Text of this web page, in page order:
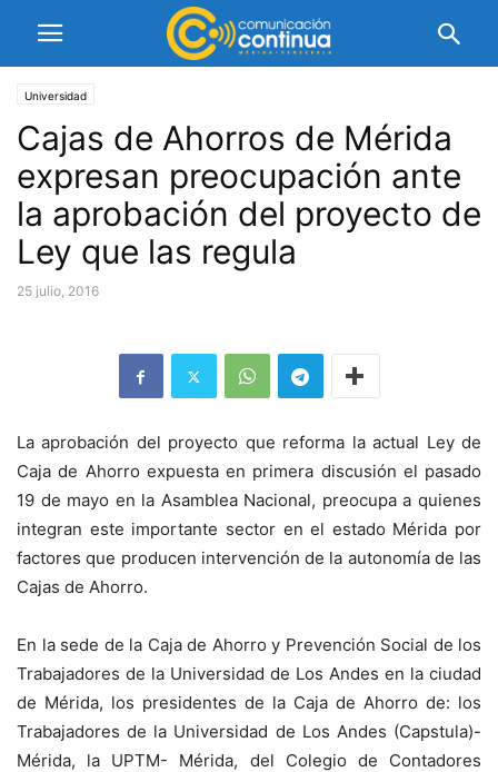
Universidad
Cajas de Ahorros de Mérida
expresan preocupación ante
la aprobación del proyecto de
Ley que las regula
25 julio, 2016
La aprobación del proyecto que reforma la actual Ley de
Caja de Ahorro expuesta en primera discusión el pasado
19 de mayo en la Asamblea Nacional, preocupa a quienes
integran este importante sector en el estado Mérida por
factores que producen intervención de la autonomía de las
Cajas de Ahorro.
En la sede de la Caja de Ahorro y Prevención Social de los
Trabajadores de la Universidad de Los Andes en la ciudad
de Mérida, los presidentes de la Caja de Ahorro de: los
Trabajadores de la Universidad de Los Andes (Capstula)-
Mérida, la UPTM- Mérida, del Colegio de Contadores